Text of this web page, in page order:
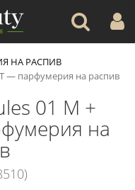
НА РАСПИВ
— парфумерия на распив
01 M +
на